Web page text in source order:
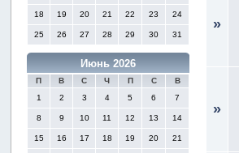
18 19 20 21 22 23 24
25 26 27 28 29 30 31
Июнь 2026
П В С Ч П С
В
1
2 3 4 5 6 7
8 9 10 11 12 13 14
15 16 17 18 19 20 21
»
»